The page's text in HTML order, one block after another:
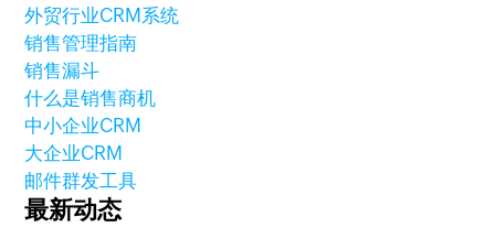
外贸行业CRM系统
销售管理指南
销售漏斗
什么是销售商机
中小企业CRM
大企业CRM
邮件群发工具
最新动态